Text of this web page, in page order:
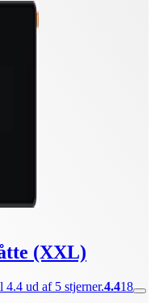
(XXL)
ud af 5 stjerner.4.418